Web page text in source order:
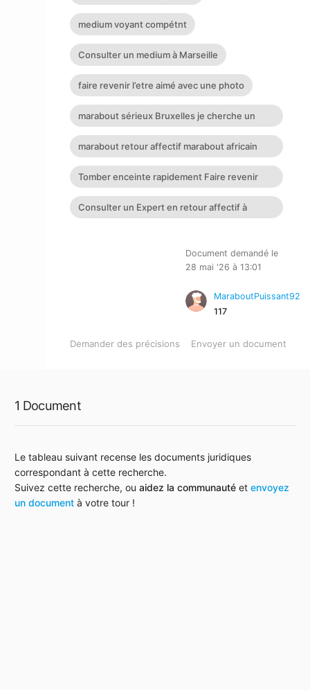
medium voyant compétnt
Consulter un medium à Marseille
faire revenir l’etre aimé avec une photo
marabout sérieux Bruxelles je cherche un
puissant marabout
marabout retour affectif marabout africain
suisse
Tomber enceinte rapidement Faire revenir
son ex Retour affectif
Consulter un Expert en retour affectif à
Document demandé le
28 mai '26 à 13:01
MaraboutPuissant92
117
Demander des précisions Envoyer un document
1 Document
Le tableau suivant recense les documents juridiques
correspondant à cette recherche.
Suivez cette recherche, ou aidez la communauté et envoyez
un document à votre tour !